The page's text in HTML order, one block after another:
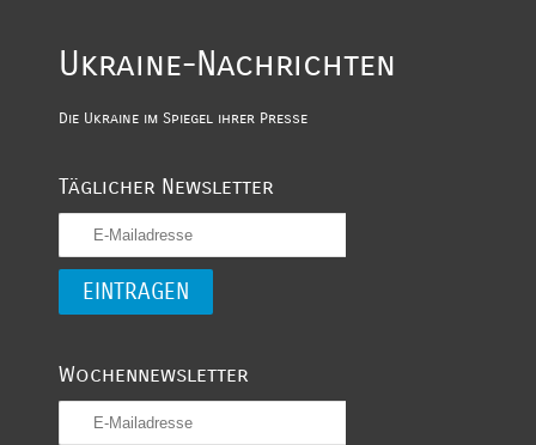
Ukraine-Nachrichten
Die Ukraine im Spiegel ihrer Presse
Täglicher Newsletter
Wochennewsletter